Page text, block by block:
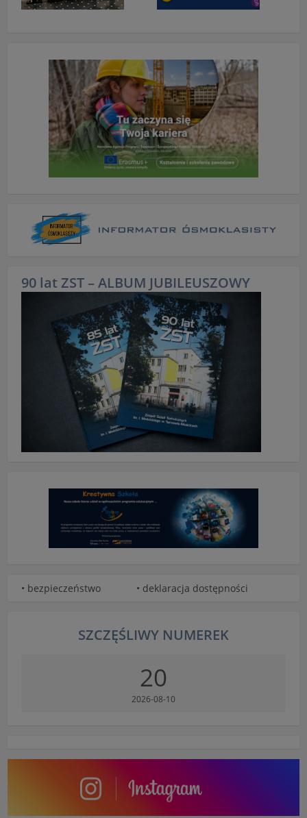
90 lat ZST – ALBUM JUBILEUSZOWY
• bezpieczeństwo • deklaracja dostępności
SZCZĘŚLIWY NUMEREK
20
2026-08-10